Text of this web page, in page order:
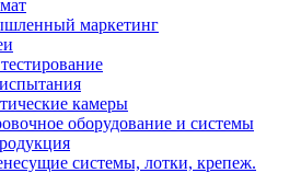
маркетинг
камеры
оборудование и системы
системы, лотки, крепеж.